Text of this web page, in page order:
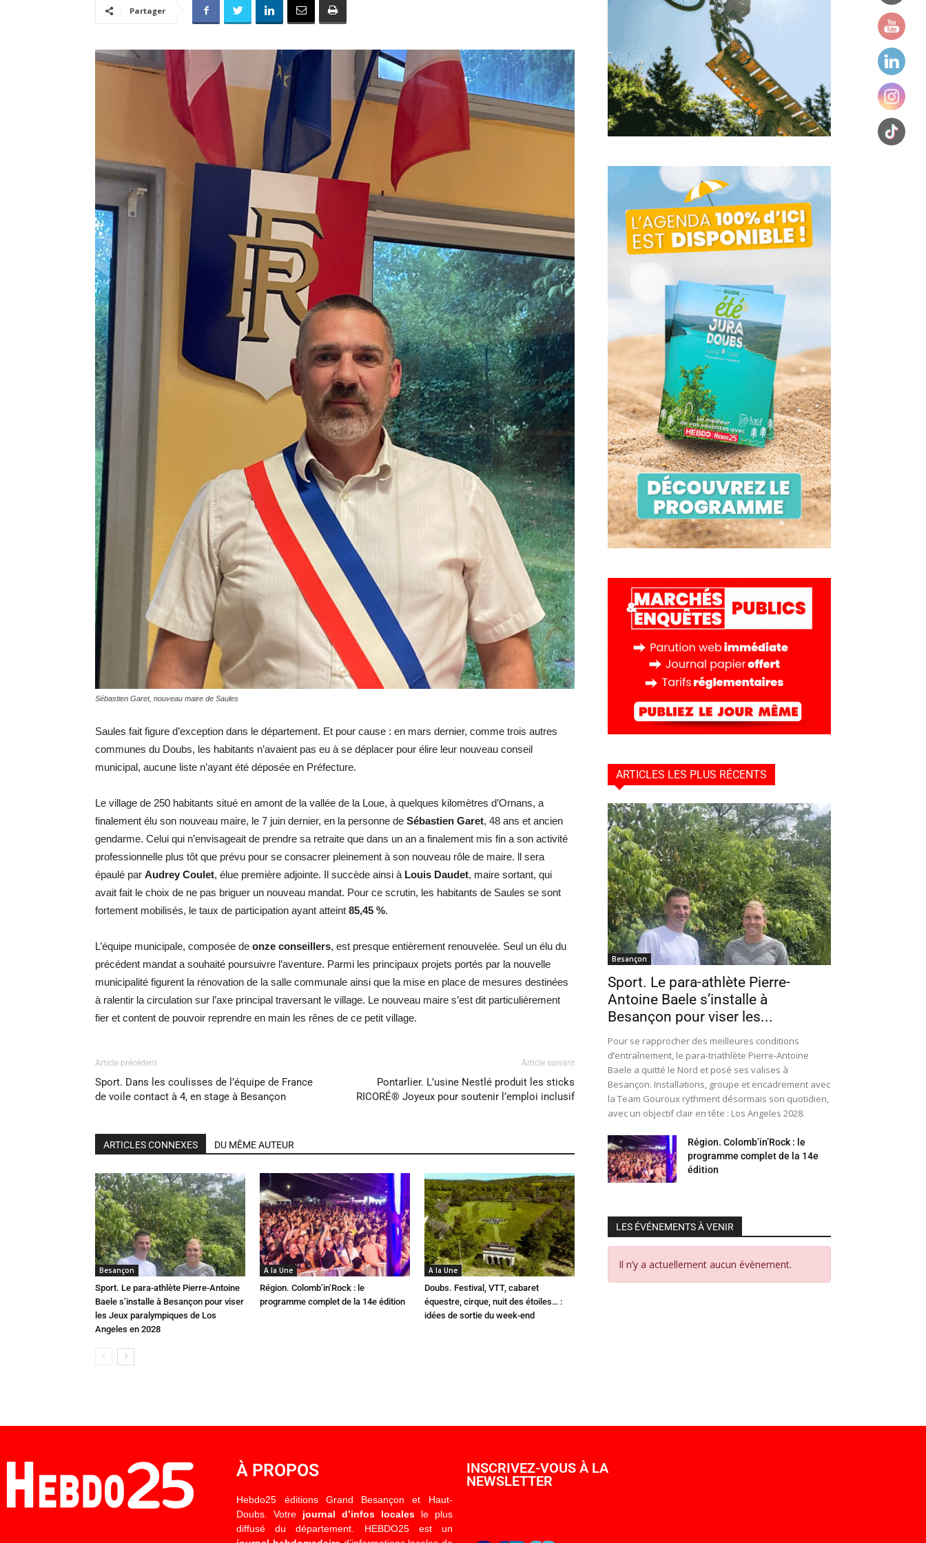
l'info
–
Hebdo25
Partager
Sébastien Garet, nouveau maire de Saules
Saules fait figure d’exception dans le département. Et pour cause : en mars dernier, comme trois autres
communes du Doubs, les habitants n’avaient pas eu à se déplacer pour élire leur nouveau conseil
municipal, aucune liste n’ayant été déposée en Préfecture.
Le village de 250 habitants situé en amont de la vallée de la Loue, à quelques kilomètres d’Ornans, a
finalement élu son nouveau maire, le 7 juin dernier, en la personne de Sébastien Garet, 48 ans et ancien
gendarme. Celui qui n’envisageait de prendre sa retraite que dans un an a finalement mis fin a son activité
professionnelle plus tôt que prévu pour se consacrer pleinement à son nouveau rôle de maire. ll sera
épaulé par Audrey Coulet, élue première adjointe. Il succède ainsi à Louis Daudet, maire sortant, qui
avait fait le choix de ne pas briguer un nouveau mandat. Pour ce scrutin, les habitants de Saules se sont
fortement mobilisés, le taux de participation ayant atteint 85,45 %.
L’équipe municipale, composée de onze conseillers, est presque entièrement renouvelée. Seul un élu du
précédent mandat a souhaité poursuivre l’aventure. Parmi les principaux projets portés par la nouvelle
municipalité figurent la rénovation de la salle communale ainsi que la mise en place de mesures destinées
à ralentir la circulation sur l’axe principal traversant le village. Le nouveau maire s’est dit particulièrement
fier et content de pouvoir reprendre en main les rênes de ce petit village.
Article précédent
Sport. Dans les coulisses de l’équipe de France
de voile contact à 4, en stage à Besançon
Article suivant
Pontarlier. L’usine Nestlé produit les sticks
RICORÉ® Joyeux pour soutenir l’emploi inclusif
ARTICLES CONNEXES DU MÊME AUTEUR
Besançon
Sport. Le para-athlète Pierre-Antoine
Baele s’installe à Besançon pour viser
les Jeux paralympiques de Los
Angeles en 2028
A la Une
Région. Colomb’in’Rock : le
programme complet de la 14e édition
A la Une
Doubs. Festival, VTT, cabaret
équestre, cirque, nuit des étoiles… :
idées de sortie du week-end
ARTICLES LES PLUS RÉCENTS
Besançon
Sport. Le para-athlète Pierre-
Antoine Baele s’installe à
Besançon pour viser les...
Pour se rapprocher des meilleures conditions
d’entraînement, le para-triathlète Pierre-Antoine
Baele a quitté le Nord et posé ses valises à
Besançon. Installations, groupe et encadrement avec
la Team Gouroux rythment désormais son quotidien,
avec un objectif clair en tête : Los Angeles 2028.
Région. Colomb’in’Rock : le
programme complet de la 14e
édition
LES ÉVÉNEMENTS À VENIR
Il n’y a actuellement aucun évènement.
À PROPOS
Hebdo25 éditions Grand Besançon et Haut-
Doubs. Votre journal d’infos localesle plus
diffusé du département. HEBDO25 est un
INSCRIVEZ-VOUS À LA
NEWSLETTER